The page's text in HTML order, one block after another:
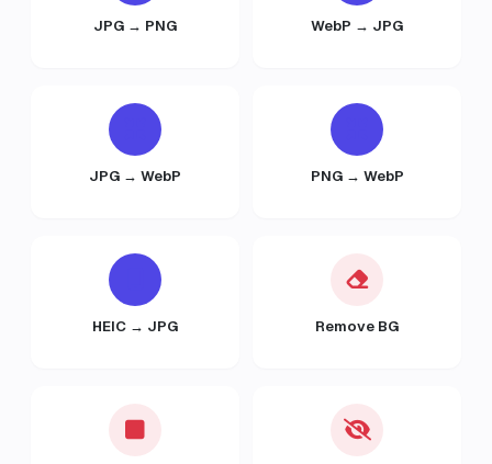
JPG → PNG WebP → JPG
JPG → WebP PNG → WebP
HEIC → JPG Remove BG